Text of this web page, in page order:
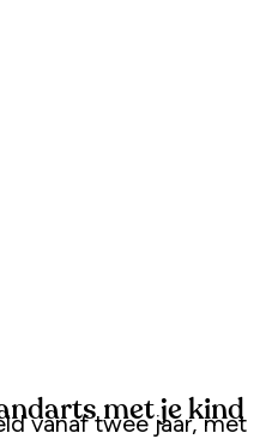
met je kind
vanaf twee jaar, met